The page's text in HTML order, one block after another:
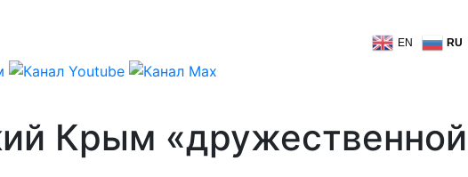
EN RU
Крым «дружественной